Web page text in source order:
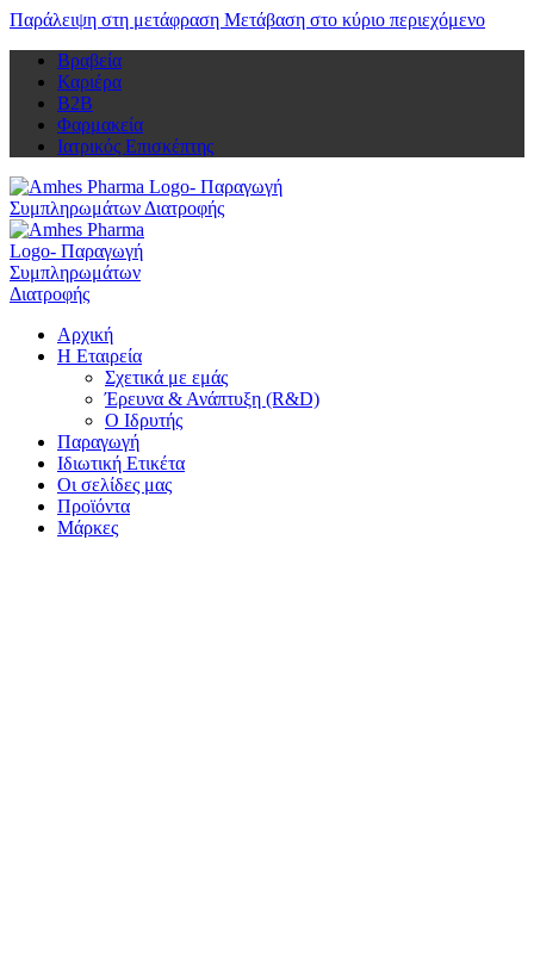
Παράλειψη στη μετάφραση Μετάβαση στο κύριο περιεχόμενο
Βραβεία
Καριέρα
Β2Β
Φαρμακεία
Ιατρικός Επισκέπτης
Αρχική
Η Εταιρεία
Σχετικά με εμάς
Έρευνα & Ανάπτυξη (R&D)
Ο Ιδρυτής
Παραγωγή
Ιδιωτική Ετικέτα
Οι σελίδες μας
Προϊόντα
Μάρκες